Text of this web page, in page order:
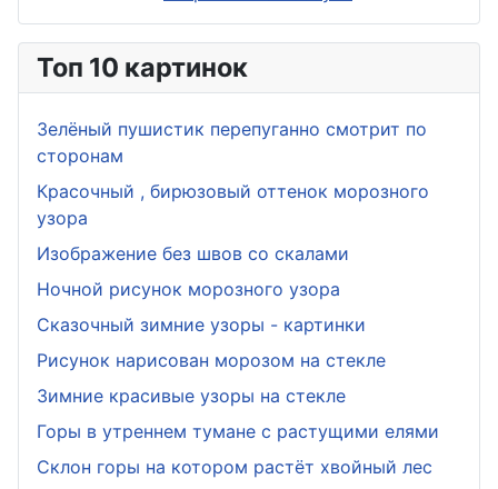
Топ 10 картинок
Зелёный пушистик перепуганно смотрит по
сторонам
Красочный , бирюзовый оттенок морозного
узора
Изображение без швов со скалами
Ночной рисунок морозного узора
Сказочный зимние узоры - картинки
Рисунок нарисован морозом на стекле
Зимние красивые узоры на стекле
Горы в утреннем тумане с растущими елями
Склон горы на котором растёт хвойный лес